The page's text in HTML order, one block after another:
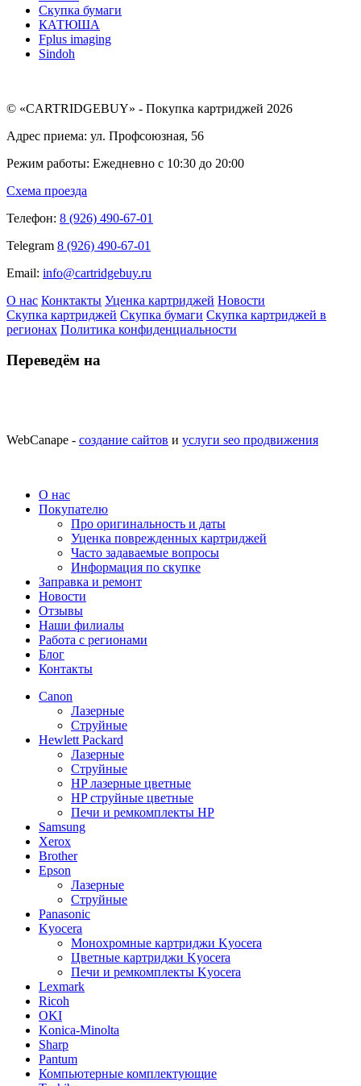
Скупка бумаги
КАТЮША
Fplus imaging
Sindoh
© «CARTRIDGEBUY» - Покупка картриджей 2026
Адрес приема: ул. Профсоюзная, 56
Режим работы: Ежедневно с 10:30 до 20:00
Схема проезда
Телефон: 8 (926) 490-67-01
Telegram 8 (926) 490-67-01
Email: info@cartridgebuy.ru
О нас Конктакты Уценка картриджей Новости
Скупка картриджей Скупка бумаги Скупка картриджей в
регионах Политика конфиденциальности
Переведём на
WebCanape - создание сайтов и услуги seo продвижения
О нас
Покупателю
Про оригинальность и даты
Уценка поврежденных картриджей
Часто задаваемые вопросы
Информация по скупке
Заправка и ремонт
Новости
Отзывы
Наши филиалы
Работа с регионами
Блог
Контакты
Canon
Лазерные
Струйные
Hewlett Packard
Лазерные
Струйные
HP лазерные цветные
HP струйные цветные
Печи и ремкомплекты HP
Samsung
Xerox
Brother
Epson
Лазерные
Струйные
Panasonic
Kyocera
Монохромные картриджи Kyocera
Цветные картриджи Kyocera
Печи и ремкомплекты Kyocera
Lexmark
Ricoh
OKI
Konica-Minolta
Sharp
Pantum
Компьютерные комплектующие